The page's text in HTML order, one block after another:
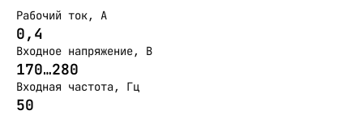
Рабочий ток, А
0,4
Входное напряжение, В
170…280
Входная частота, Гц
50